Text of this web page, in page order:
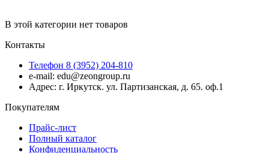
В этой категории нет товаров
Контакты
Телефон 8 (3952) 204-810
e-mail: edu@zeongroup.ru
Адрес: г. Иркутск. ул. Партизанская, д. 65. оф.1
Покупателям
Прайс-лист
Полный каталог
Конфиденциальность